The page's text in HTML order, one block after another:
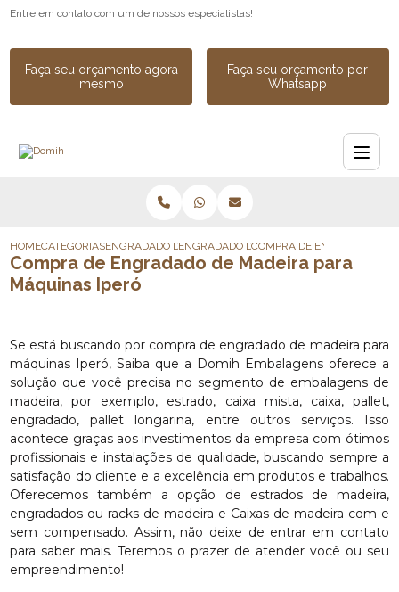
Entre em contato com um de nossos especialistas!
Faça seu orçamento agora
mesmo
Faça seu orçamento por
Whatsapp
HOMECATEGORIASENGRADADO DE MADEIRAENGRADADO DE MADEIRA PARA
COMPRA DE ENGRADADO
Compra de Engradado de Madeira para
Máquinas Iperó
Se está buscando por compra de engradado de madeira para
máquinas Iperó, Saiba que a Domih Embalagens oferece a
solução que você precisa no segmento de embalagens de
madeira, por exemplo, estrado, caixa mista, caixa, pallet,
engradado, pallet longarina, entre outros serviços. Isso
acontece graças aos investimentos da empresa com ótimos
profissionais e instalações de qualidade, buscando sempre a
satisfação do cliente e a excelência em produtos e trabalhos.
Oferecemos também a opção de estrados de madeira,
engradados ou racks de madeira e Caixas de madeira com e
sem compensado. Assim, não deixe de entrar em contato
para saber mais. Teremos o prazer de atender você ou seu
empreendimento!